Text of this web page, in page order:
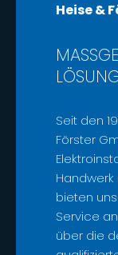
Heise &
Seit den
Förster
bieten
Service
über die